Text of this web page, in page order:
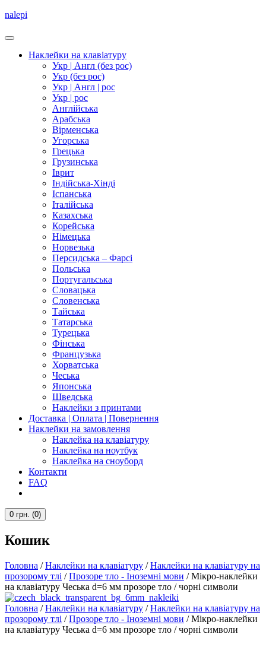
nalepi
Наклейки на клавіатуру
Укр | Англ (без рос)
Укр (без рос)
Укр | Англ | рос
Укр | рос
Англійська
Арабська
Вірменська
Угорська
Грецька
Грузинська
Іврит
Індійська-Хінді
Іспанська
Італійська
Казахська
Корейська
Німецька
Норвезька
Персидська – Фарсі
Польська
Португальська
Словацька
Словенська
Тайська
Татарська
Турецька
Фінська
Французька
Хорватська
Чеська
Японська
Шведська
Наклейки з принтами
Доставка | Оплата | Повернення
Наклейки на замовлення
Наклейка на клавіатуру
Наклейка на ноутбук
Наклейка на сноуборд
Контакти
FAQ
0 грн. (0)
Кошик
Головна /Наклейки на клавіатуру /Наклейки на клавіатуру на
прозорому тлі /Прозоре тло - Іноземні мови / Мікро-наклейки
на клавіатуру Чеська d=6 мм прозоре тло / чорні символи
Головна /Наклейки на клавіатуру /Наклейки на клавіатуру на
прозорому тлі /Прозоре тло - Іноземні мови / Мікро-наклейки
на клавіатуру Чеська d=6 мм прозоре тло / чорні символи